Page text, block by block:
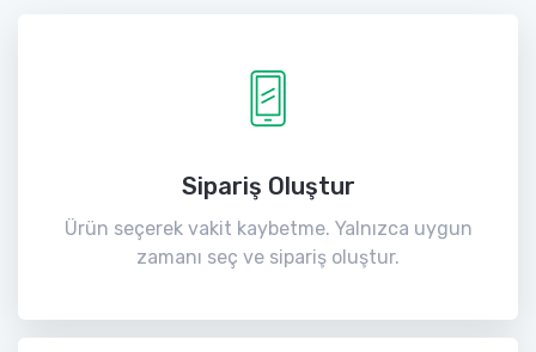
Sipariş Oluştur
Ürün seçerek vakit kaybetme. Yalnızca uygun
zamanı seç ve sipariş oluştur.